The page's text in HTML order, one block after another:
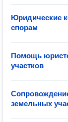
Юридические
спорам
Помощь
участков
земельных